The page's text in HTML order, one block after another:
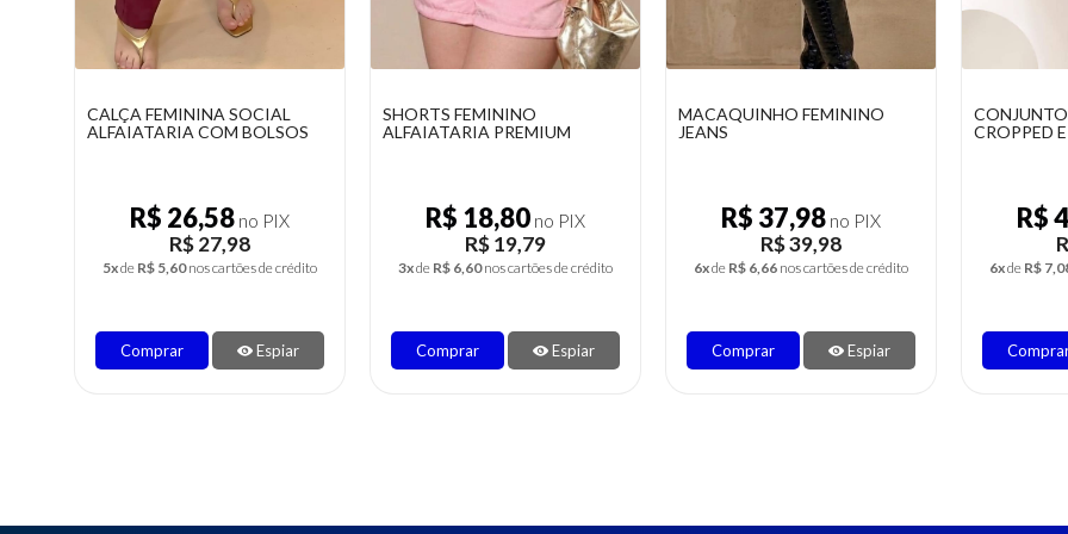
SHORTS FEMININO
ALFAIATARIA PREMIUM
R$ 18,80 no PIX
R$ 19,79
3xde R$ 6,60 nos cartões de crédito
Comprar Espiar
MACAQUINHO FEMININO
JEANS
R$ 37,98 no PIX
R$ 39,98
6xde R$ 6,66 nos cartões de crédito
Comprar Espiar
CONJUNTOS ALFAIATARIA
CROPPED E SHORT SAIA
R$ 40,37 no PIX
R$ 42,49
6xde R$ 7,08 nos cartões de crédito
Comprar Espiar
SHORT
COM
R$
2xde R$